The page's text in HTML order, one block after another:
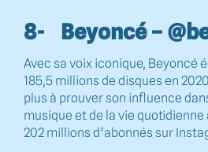
8- Beyoncé –
Avec sa voix iconique, Beyoncé
185,5 millions de disques en
plus à prouver son influence
musique et de la vie quotidienne
202 millions d’abonnés sur